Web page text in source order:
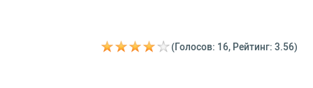
(Голосов: 16, Рейтинг: 3.56)